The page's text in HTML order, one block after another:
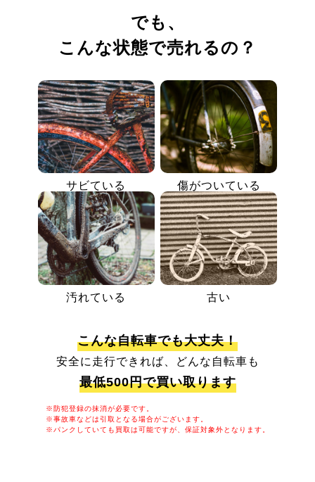
でも、
こんな状態で売れるの？
サビている 傷がついている
汚れている 古い
こんな自転車でも大丈夫！
安全に走行できれば、どんな自転車も
最低500円で買い取ります
※防犯登録の抹消が必要です。
※事故車などは引取となる場合がございます。
※パンクしていても買取は可能ですが、保証対象外となります。